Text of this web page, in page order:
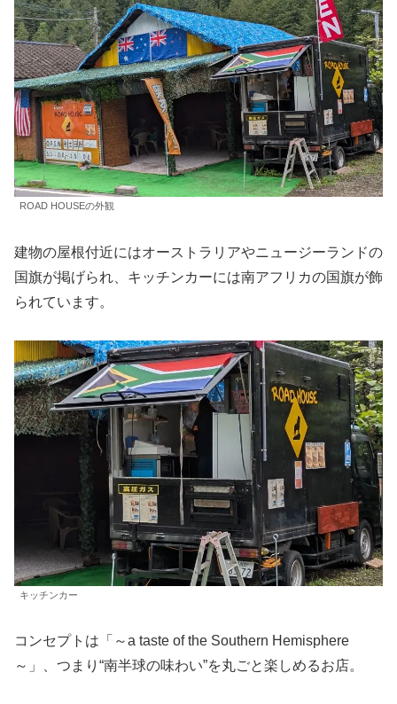
ROAD HOUSEの外観
建物の屋根付近にはオーストラリアやニュージーランドの
国旗が掲げられ、キッチンカーには南アフリカの国旗が飾
られています。
キッチンカー
コンセプトは「～a taste of the Southern Hemisphere
～」、つまり“南半球の味わい”を丸ごと楽しめるお店。